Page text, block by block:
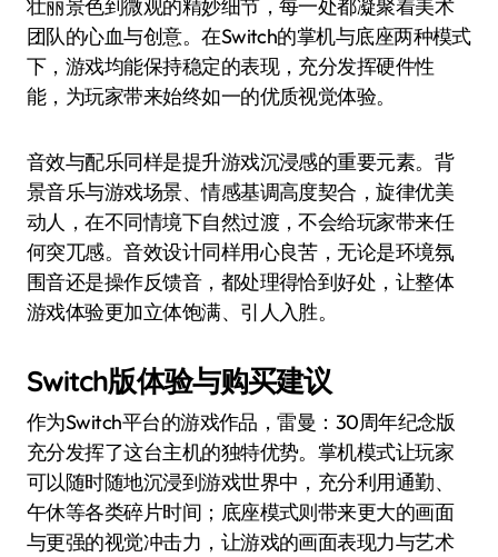
壮丽景色到微观的精妙细节，每一处都凝聚着美术
团队的心血与创意。在Switch的掌机与底座两种模式
下，游戏均能保持稳定的表现，充分发挥硬件性
能，为玩家带来始终如一的优质视觉体验。
音效与配乐同样是提升游戏沉浸感的重要元素。背
景音乐与游戏场景、情感基调高度契合，旋律优美
动人，在不同情境下自然过渡，不会给玩家带来任
何突兀感。音效设计同样用心良苦，无论是环境氛
围音还是操作反馈音，都处理得恰到好处，让整体
游戏体验更加立体饱满、引人入胜。
Switch版体验与购买建议
作为Switch平台的游戏作品，雷曼：30周年纪念版
充分发挥了这台主机的独特优势。掌机模式让玩家
可以随时随地沉浸到游戏世界中，充分利用通勤、
午休等各类碎片时间；底座模式则带来更大的画面
与更强的视觉冲击力，让游戏的画面表现力与艺术